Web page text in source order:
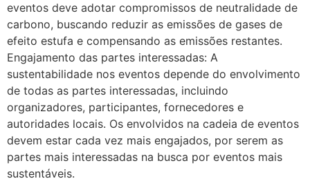
eventos deve adotar compromissos de neutralidade de
carbono, buscando reduzir as emissões de gases de
efeito estufa e compensando as emissões restantes.
Engajamento das partes interessadas: A
sustentabilidade nos eventos depende do envolvimento
de todas as partes interessadas, incluindo
organizadores, participantes, fornecedores e
autoridades locais. Os envolvidos na cadeia de eventos
devem estar cada vez mais engajados, por serem as
partes mais interessadas na busca por eventos mais
sustentáveis.